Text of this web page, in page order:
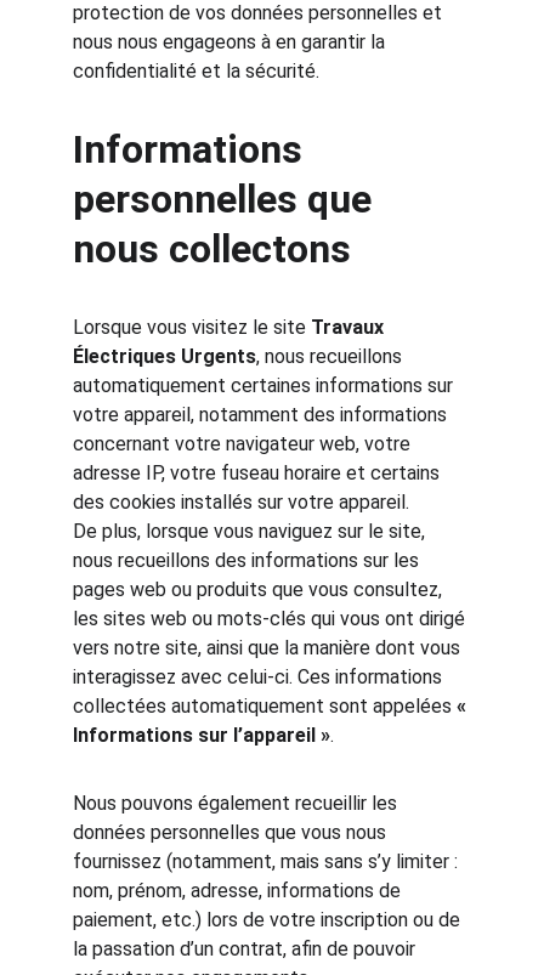
protection de vos données personnelles et
nous nous engageons à en garantir la
confidentialité et la sécurité.
Informations
personnelles que
nous collectons
Lorsque vous visitez le site Travaux
Électriques Urgents, nous recueillons
automatiquement certaines informations sur
votre appareil, notamment des informations
concernant votre navigateur web, votre
adresse IP, votre fuseau horaire et certains
des cookies installés sur votre appareil.
De plus, lorsque vous naviguez sur le site,
nous recueillons des informations sur les
pages web ou produits que vous consultez,
les sites web ou mots-clés qui vous ont dirigé
vers notre site, ainsi que la manière dont vous
interagissez avec celui-ci. Ces informations
collectées automatiquement sont appelées «
Informations sur l’appareil ».
Nous pouvons également recueillir les
données personnelles que vous nous
fournissez (notamment, mais sans s’y limiter :
nom, prénom, adresse, informations de
paiement, etc.) lors de votre inscription ou de
la passation d’un contrat, afin de pouvoir